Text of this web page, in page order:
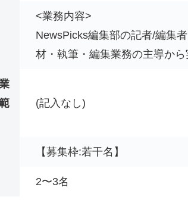
<業務内容>
NewsPicks編集部の記者/編集
材・執筆・編集業務の主導か
(記入なし)
【募集枠:若干名】
2〜3名